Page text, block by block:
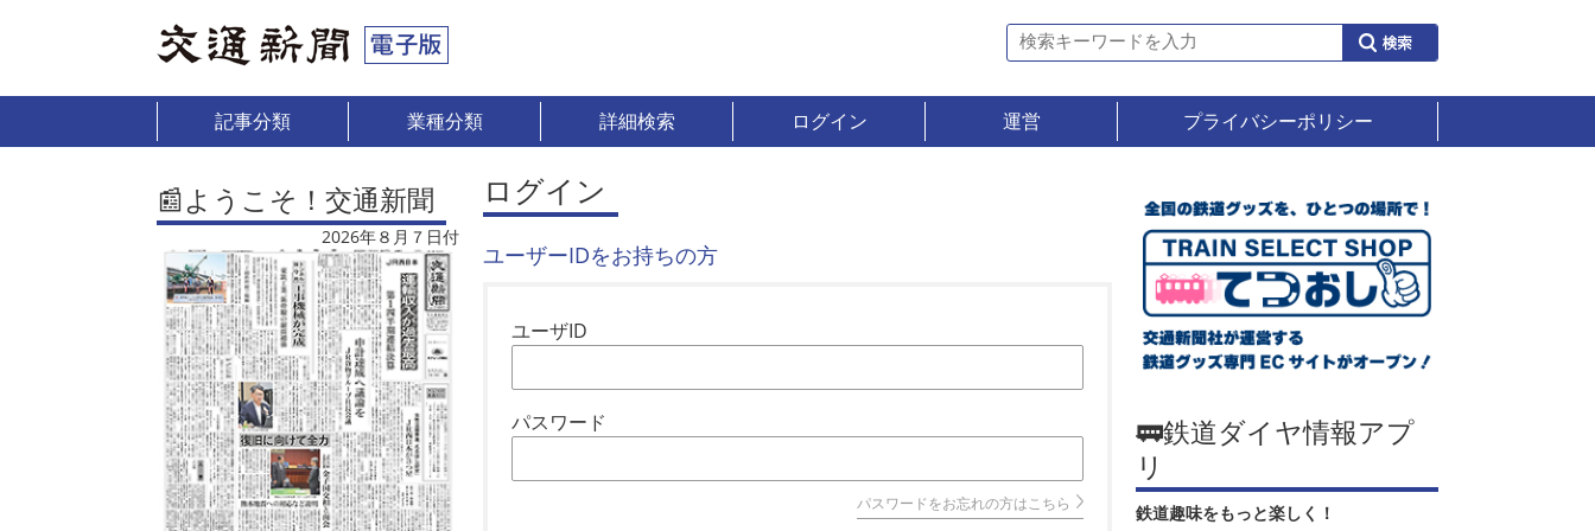
記事分類 業種分類 詳細検索 ログイン 運営 プライバシーポリシー
📰ようこそ！交通新聞
2026年８月７日付
ログイン
ユーザーIDをお持ちの方
ユーザID
パスワード
パスワードをお忘れの方はこちら
🚃鉄道ダイヤ情報アプ
リ
鉄道趣味をもっと楽しく！